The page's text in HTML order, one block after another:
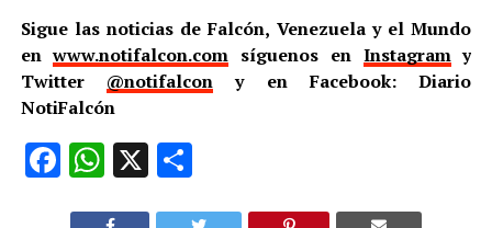
Sigue las noticias de Falcón, Venezuela y el Mundo
enwww.notifalcon.com síguenos en Instagramy
Twitter @notifalcon y en Facebook: Diario
NotiFalcón
Facebook
WhatsApp
X Compartir